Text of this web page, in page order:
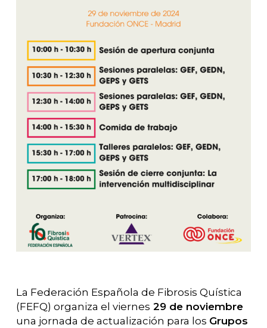
La Federación Española de Fibrosis Quística
(FEFQ) organiza el viernes 29 de noviembre
una jornada de actualización para los Grupos